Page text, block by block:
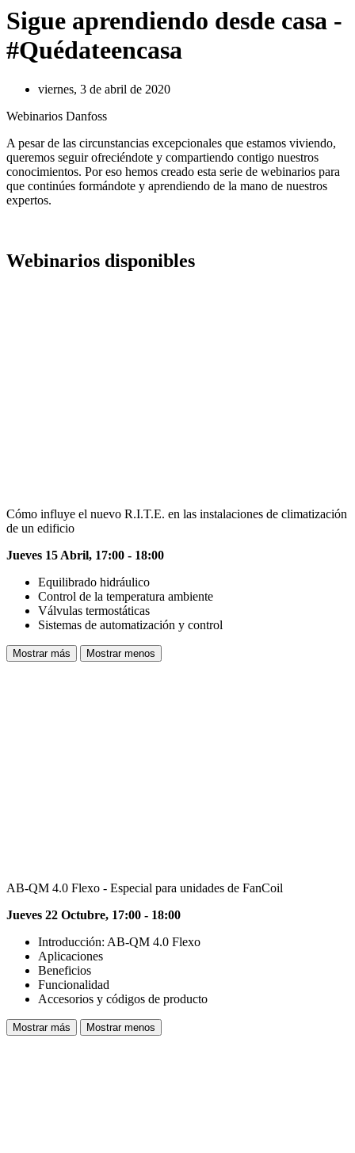
Sigue aprendiendo desde casa -
#Quédateencasa
viernes, 3 de abril de 2020
Webinarios Danfoss
A pesar de las circunstancias excepcionales que estamos viviendo,
queremos seguir ofreciéndote y compartiendo contigo nuestros
conocimientos. Por eso hemos creado esta serie de webinarios para
que continúes formándote y aprendiendo de la mano de nuestros
expertos.
Webinarios disponibles
Cómo influye el nuevo R.I.T.E. en las instalaciones de climatización
de un edificio
Jueves 15 Abril, 17:00 - 18:00
Equilibrado hidráulico
Control de la temperatura ambiente
Válvulas termostáticas
Sistemas de automatización y control
Mostrar más Mostrar menos
AB-QM 4.0 Flexo - Especial para unidades de FanCoil
Jueves 22 Octubre, 17:00 - 18:00
Introducción: AB-QM 4.0 Flexo
Aplicaciones
Beneficios
Funcionalidad
Accesorios y códigos de producto
Mostrar más Mostrar menos